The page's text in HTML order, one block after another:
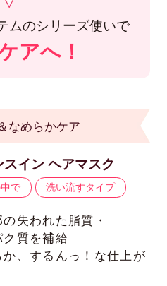
ムのシリーズ使いで
アへ！
なめらかケア
イン ヘアマスク
で 洗い流すタイプ
失われた脂質・
ク質を補給
か、するんっ！な仕上が